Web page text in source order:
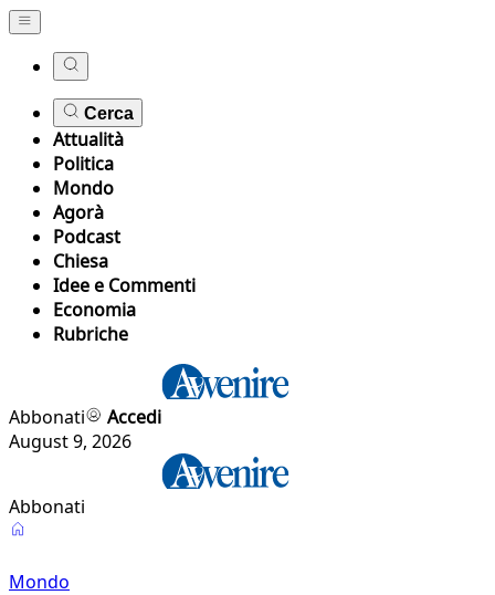
Cerca
Attualità
Politica
Mondo
Agorà
Podcast
Chiesa
Idee e Commenti
Economia
Rubriche
Abbonati
Accedi
August 9, 2026
Abbonati
Mondo